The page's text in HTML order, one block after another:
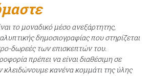
το μοναδικό μέσο ανεξάρτητης,
δημοσιογραφίας που στηρίζεται
δωρεές των επισκεπτών του.
πρέπει να είναι διαθέσιμη σε
κλειδώνουμε κανένα κομμάτι της ύλης